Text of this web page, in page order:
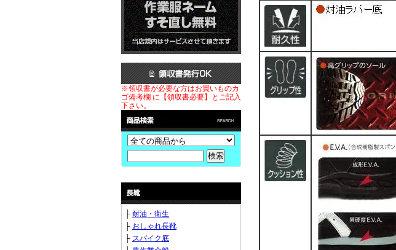
※領収書が必要な方はお買いものカ
ゴ備考欄 に【領収書必要】とご記入
下さい。
├ 耐油・衛生
├ おしゃれ長靴
├ スパイク底